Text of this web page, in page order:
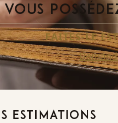
VOUS
FAITES-LE
ESTIMATIONS